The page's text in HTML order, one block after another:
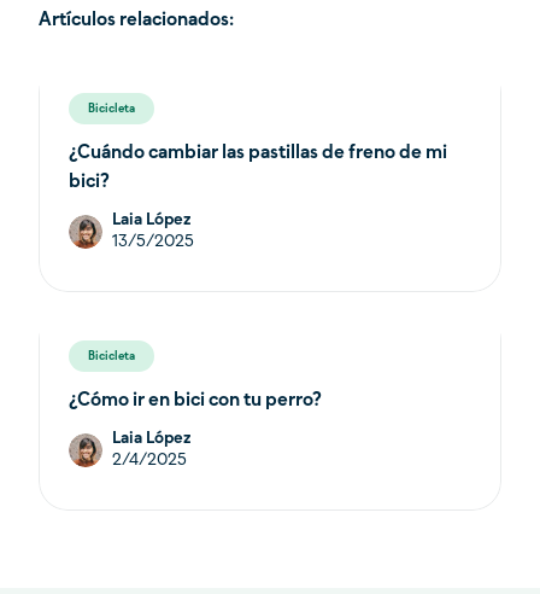
Artículos relacionados:
Bicicleta
¿Cuándo cambiar las pastillas de freno de mi
bici?
Laia López
13/5/2025
Bicicleta
¿Cómo ir en bici con tu perro?
Laia López
2/4/2025